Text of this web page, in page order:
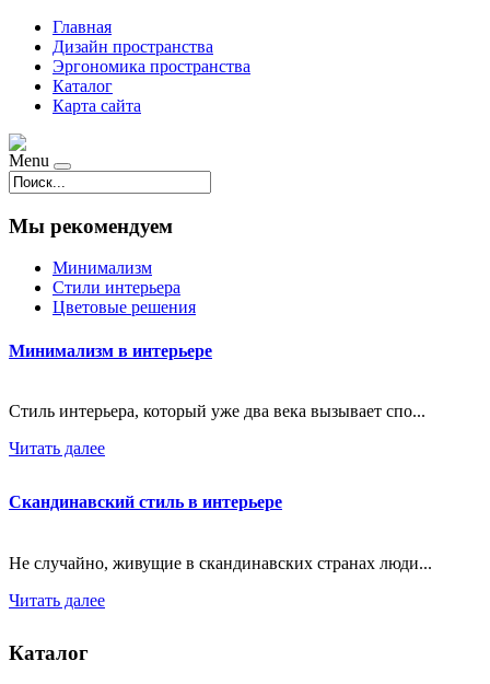
Главная
Дизайн пространства
Эргономика пространства
Каталог
Карта сайта
Menu
Мы рекомендуем
Минимализм
Стили интерьера
Цветовые решения
Минимализм в интерьере
Стиль интерьера, который уже два века вызывает спо...
Читать далее
Скандинавский стиль в интерьере
Не случайно, живущие в скандинавских странах люди...
Читать далее
Каталог